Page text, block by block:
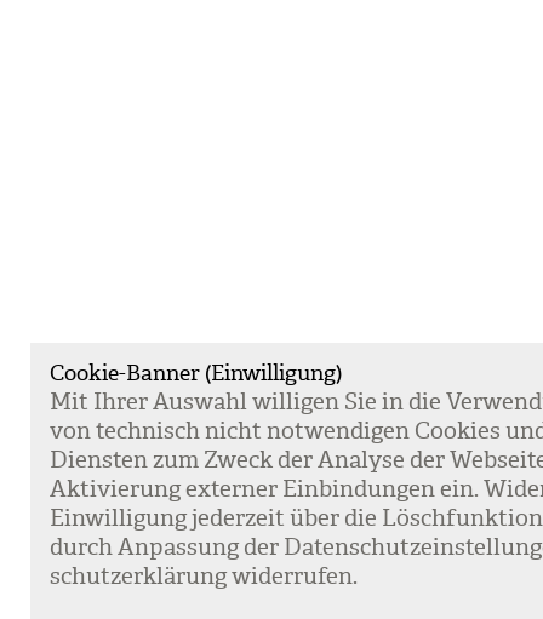
Cookie-Banner (Einwilligung)
Mit Ihrer Aus­wahl wil­li­gen Sie in die
von tech­nisch nicht not­wen­di­gen Coo­kies
Diens­ten zum Zweck der Ana­lyse der
Akti­vie­rung exter­ner Ein­bin­dun­gen ein.
Ein­wil­li­gung jeder­zeit über die
durch Anpas­sung der
schutz­er­klä­rung wider­ru­fen.